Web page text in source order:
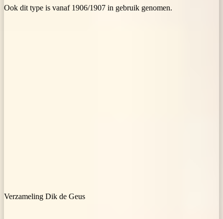
Ook dit type is vanaf 1906/1907 in gebruik genomen.
Verzameling Dik de Geus